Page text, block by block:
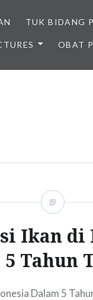
TUK BIDANG
OBAT
Ikan di
5 Tahun
Dalam 5